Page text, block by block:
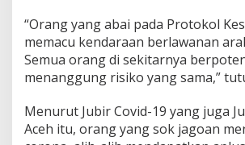
B
a
r
u
“Orang yang abai pada Protokol
memacu kendaraan berlawanan
Semua orang di sekitarnya
menanggung risiko yang sama,”
Menurut Jubir Covid-19 yang juga
Aceh itu, orang yang sok jagoan